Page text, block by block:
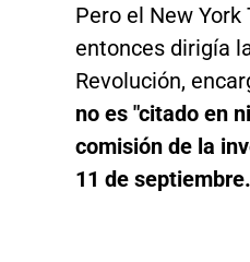
Pero el New
entonces dirigía
Revolución,
no es "citado en
comisión de la
11 de septiembre.